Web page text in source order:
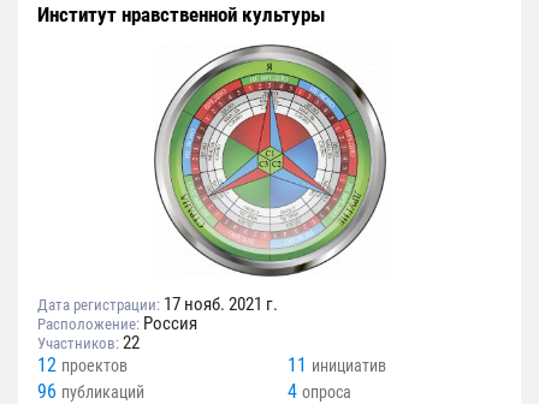
Институт нравственной культуры
Дата регистрации: 17 нояб. 2021 г.
Расположение: Россия
Участников: 22
12 проектов 11 инициатив
96 публикаций 4 опроса